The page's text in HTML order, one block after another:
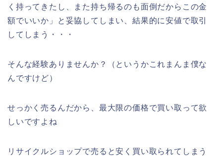
く持ってきたし、また持ち帰るのも面倒だからこの金
額でいいか」と妥協してしまい、結果的に安値で取引
してしまう・・・
そんな経験ありませんか？（というかこれまんま僕な
んですけど）
せっかく売るんだから、最大限の価格で買い取って欲
しいですよね
リサイクルショップで売ると安く買い取られてしまう